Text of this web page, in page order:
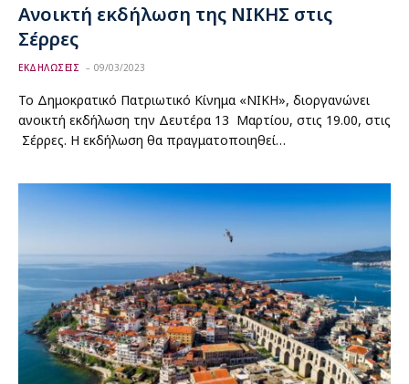
Ανοικτή εκδήλωση της ΝΙΚΗΣ στις
Σέρρες
ΕΚΔΗΛΩΣΕΙΣ 09/03/2023
Το Δημοκρατικό Πατριωτικό Κίνημα «ΝΙΚΗ», διοργανώνει
ανοικτή εκδήλωση την Δευτέρα 13 Μαρτίου, στις 19.00, στις
Σέρρες. Η εκδήλωση θα πραγματοποιηθεί…